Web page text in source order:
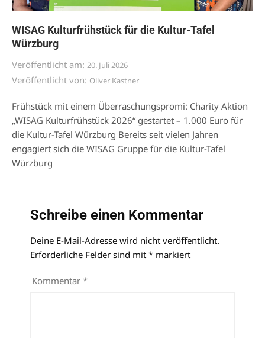
WISAG Kulturfrühstück für die Kultur-Tafel
Würzburg
Veröffentlicht am: 20. Juli 2026
Veröffentlicht von: Oliver Kastner
Frühstück mit einem Überraschungspromi: Charity Aktion
„WISAG Kulturfrühstück 2026“ gestartet – 1.000 Euro für
die Kultur-Tafel Würzburg Bereits seit vielen Jahren
engagiert sich die WISAG Gruppe für die Kultur-Tafel
Würzburg
Schreibe einen Kommentar
Deine E-Mail-Adresse wird nicht veröffentlicht.
Erforderliche Felder sind mit * markiert
Kommentar *
Alternative: